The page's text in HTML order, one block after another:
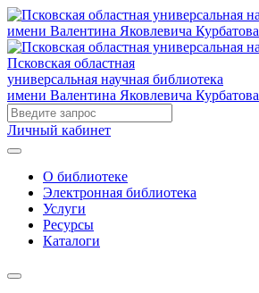
Псковская областная
универсальная научная библиотека
имени Валентина Яковлевича Курбатова
Личный кабинет
О библиотеке
Электронная библиотека
Услуги
Ресурсы
Каталоги